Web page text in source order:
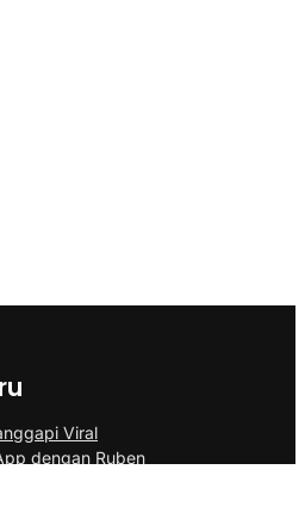
Viral
dengan Ruben